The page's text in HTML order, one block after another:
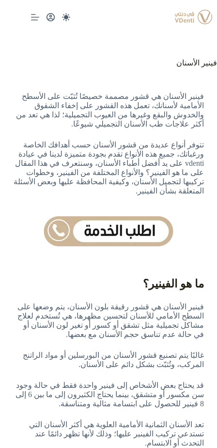
فينير الأسنان
فينير الأسنان هي قشور مصممة خصيصًا تُثبّت على الأسطح
الأمامية لأسنانك، تعمل هذه القشور على إخفاء الشقوق
والخدوش والبقع وغيرها من العيوب التجميلية؛ لذا هي تعد من
أكثر علاجات طب الأسنان التجميلي شيوعًا.
تتوفر أنواع عديدة من قشور الأسنان حسب أهدافك الخاصة
ورغباتك، جميع هذه الأنواع تقدم بجودة متميزة لدينا في عيادة
vdenti على يد أفضل أطباء الأسنان، وسنتعرف في هذا المقال
على ما هو الفينير؟ والأنواع المختلفة من الفينير، وخطوات
تركيبها لتجميل الأسنان، وكيفية المحافظة عليها وبعض الأسئلة
المتعلقة بشأن الفينير.
ما هو الفينير؟
فينير الأسنان هي قشور رقيقة بلون الأسنان، يتم وضعها على
السطح الأمامي للأسنان لتحسين مظهرها، هي تُستخدم لعلاج
مشاكل تجميلية مثل تشقق أو كسور أو تغير لون الأسنان أو
في حالة عدم تناسق حجم الأسنان مع بعضها.
غالبًا يتم تصنيع قشور الأسنان من البورسلين أو مواد الراتنج
المركب، وتُثبّت بشكل دائم على الأسنان.
قد يحتاج بعض الأشخاص إلى فينير واحدة فقط في حالة وجود
سن مكسور أو متشقق، بينما يحتاج الكثيرون إلى ما بين 6 إلى
8 فينير للحصول على ابتسامة مثالية ومتناسقة.
تعد الأسنان الثمانية الأمامية العلوية هي أكثر الأسنان التي
تستدعي تركيب الفينير عليها؛ وذلك لأنها تظهر دائمًا عند
التحدث أو الابتسام.